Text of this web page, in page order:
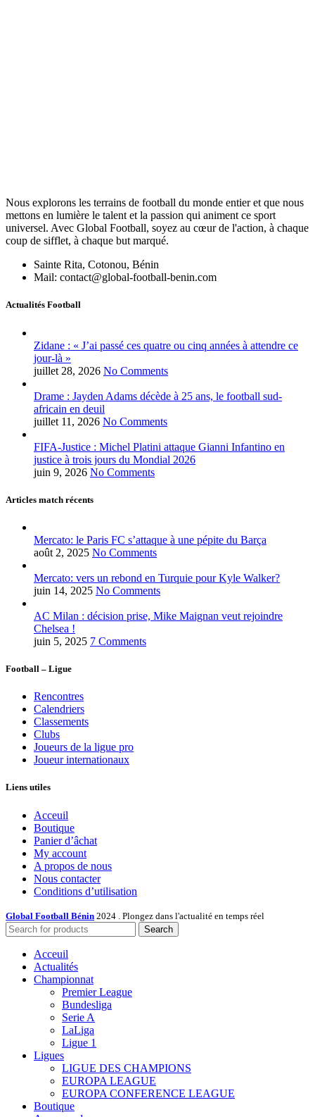
Nous explorons les terrains de football du monde entier et que nous
mettons en lumière le talent et la passion qui animent ce sport
universel. Avec Global Football, soyez au cœur de l'action, à chaque
coup de sifflet, à chaque but marqué.
Sainte Rita, Cotonou, Bénin
Mail: contact@global-football-benin.com
Actualités Football
Zidane : « J’ai passé ces quatre ou cinq années à attendre ce
jour-là »
juillet 28, 2026 No Comments
Drame : Jayden Adams décède à 25 ans, le football sud-
africain en deuil
juillet 11, 2026 No Comments
FIFA-Justice : Michel Platini attaque Gianni Infantino en
justice à trois jours du Mondial 2026
juin 9, 2026 No Comments
Articles match récents
Mercato: le Paris FC s’attaque à une pépite du Barça
août 2, 2025 No Comments
Mercato: vers un rebond en Turquie pour Kyle Walker?
juin 14, 2025 No Comments
AC Milan : décision prise, Mike Maignan veut rejoindre
Chelsea !
juin 5, 2025 7 Comments
Football – Ligue
Rencontres
Calendriers
Classements
Clubs
Joueurs de la ligue pro
Joueur internationaux
Liens utiles
Acceuil
Boutique
Panier d’âchat
My account
A propos de nous
Nous contacter
Conditions d’utilisation
Global Football Bénin 2024 . Plongez dans l'actualité en temps réel
Search
Acceuil
Actualités
Championnat
Premier League
Bundesliga
Serie A
LaLiga
Ligue 1
Ligues
LIGUE DES CHAMPIONS
EUROPA LEAGUE
EUROPA CONFERENCE LEAGUE
Boutique